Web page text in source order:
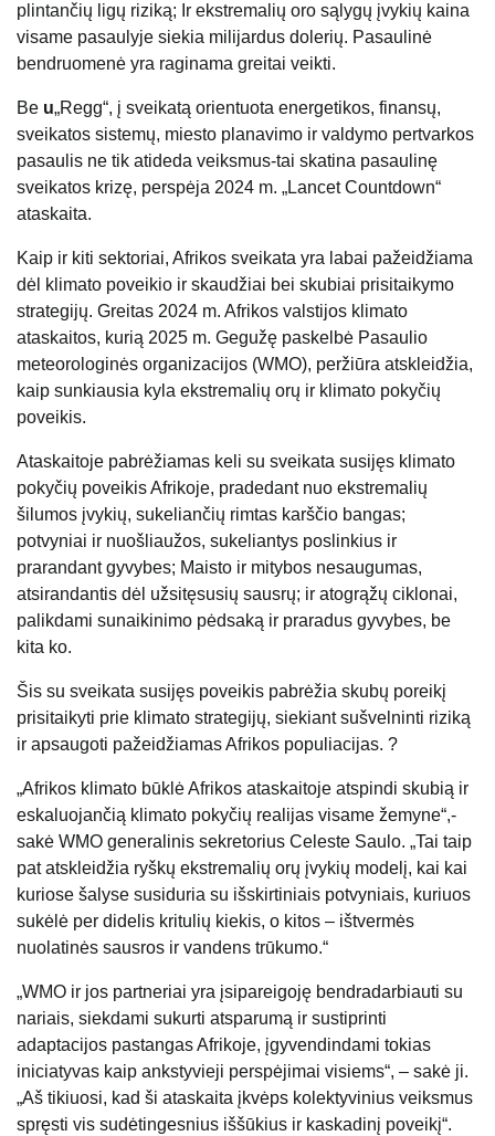
plintančių ligų riziką; Ir ekstremalių oro sąlygų įvykių kaina
visame pasaulyje siekia milijardus dolerių. Pasaulinė
bendruomenė yra raginama greitai veikti.
Be u„Regg“, į sveikatą orientuota energetikos, finansų,
sveikatos sistemų, miesto planavimo ir valdymo pertvarkos
pasaulis ne tik atideda veiksmus-tai skatina pasaulinę
sveikatos krizę, perspėja 2024 m. „Lancet Countdown“
ataskaita.
Kaip ir kiti sektoriai, Afrikos sveikata yra labai pažeidžiama
dėl klimato poveikio ir skaudžiai bei skubiai prisitaikymo
strategijų. Greitas 2024 m. Afrikos valstijos klimato
ataskaitos, kurią 2025 m. Gegužę paskelbė Pasaulio
meteorologinės organizacijos (WMO), peržiūra atskleidžia,
kaip sunkiausia kyla ekstremalių orų ir klimato pokyčių
poveikis.
Ataskaitoje pabrėžiamas keli su sveikata susijęs klimato
pokyčių poveikis Afrikoje, pradedant nuo ekstremalių
šilumos įvykių, sukeliančių rimtas karščio bangas;
potvyniai ir nuošliaužos, sukeliantys poslinkius ir
prarandant gyvybes; Maisto ir mitybos nesaugumas,
atsirandantis dėl užsitęsusių sausrų; ir atogrąžų ciklonai,
palikdami sunaikinimo pėdsaką ir praradus gyvybes, be
kita ko.
Šis su sveikata susijęs poveikis pabrėžia skubų poreikį
prisitaikyti prie klimato strategijų, siekiant sušvelninti riziką
ir apsaugoti pažeidžiamas Afrikos populiacijas. ?
„Afrikos klimato būklė Afrikos ataskaitoje atspindi skubią ir
eskaluojančią klimato pokyčių realijas visame žemyne“,-
sakė WMO generalinis sekretorius Celeste Saulo. „Tai taip
pat atskleidžia ryškų ekstremalių orų įvykių modelį, kai kai
kuriose šalyse susiduria su išskirtiniais potvyniais, kuriuos
sukėlė per didelis kritulių kiekis, o kitos – ištvermės
nuolatinės sausros ir vandens trūkumo.“
„WMO ir jos partneriai yra įsipareigoję bendradarbiauti su
nariais, siekdami sukurti atsparumą ir sustiprinti
adaptacijos pastangas Afrikoje, įgyvendindami tokias
iniciatyvas kaip ankstyvieji perspėjimai visiems“, – sakė ji.
„Aš tikiuosi, kad ši ataskaita įkvėps kolektyvinius veiksmus
spręsti vis sudėtingesnius iššūkius ir kaskadinį poveikį“.